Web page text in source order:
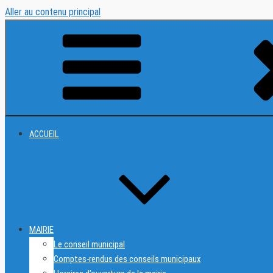
Aller au contenu principal
ACCUEIL
MAIRIE
Le conseil municipal
Comptes-rendus des conseils municipaux